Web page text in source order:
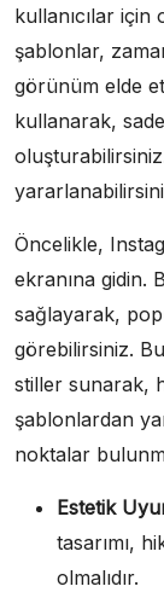
kullanıcılar
şablonlar,
görünüm elde
kullanarak,
Öncelikle,
ekranına gidin.
sağlayarak,
görebilirsiniz.
stiller sunarak,
şablonlardan
noktalar
Estetik
tasarımı,
olmalıdır.